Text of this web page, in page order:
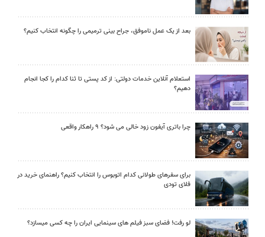
بعد از یک عمل ناموفق، جراح بینی ترمیمی را چگونه انتخاب کنیم؟
استعلام آنلاین خدمات دولتی: از کد پستی تا ثنا کدام را کجا انجام
دهیم؟
چرا باتری آیفون زود خالی می شود؟ ۹ راهکار واقعی
برای سفرهای طولانی کدام اتوبوس را انتخاب کنیم؟ راهنمای خرید در
فلای تودی
لو رفت! فضای سبز فیلم های سینمایی ایران را چه کسی میسازد؟